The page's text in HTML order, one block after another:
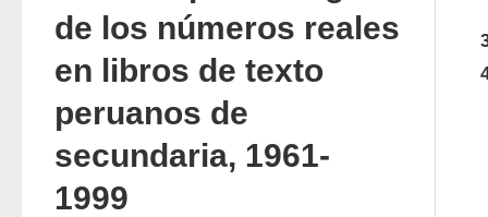
de los números reales
en libros de texto
peruanos de
secundaria, 1961-
1999